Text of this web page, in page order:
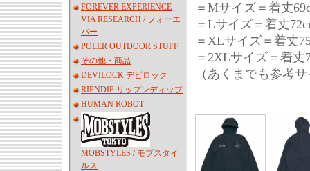
FOREVER EXPERIENCE
VIA RESEARCH / フォーエ
バー
POLER OUTDOOR STUFF
その他・商品
DEVILOCK デビロック
RIPNDIP リップンディップ
HUMAN ROBOT
MOBSTYLES / モブスタイ
ルス
＝Mサイズ＝着丈
＝Lサイズ＝着丈
＝XLサイズ＝着丈
＝2XLサイズ＝着丈
（あくまでも参考